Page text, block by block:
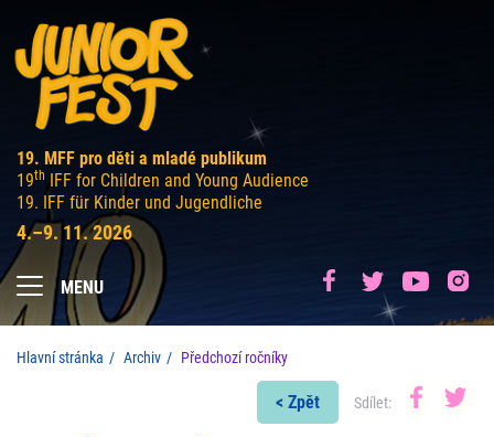
19. MFF pro děti a mladé publikum
19th IFF for Children and Young Audience
19. IFF für Kinder und Jugendliche
4.–9. 11. 2026
MENU
Hlavní stránka Archiv Předchozí ročníky
< Zpět Sdílet: